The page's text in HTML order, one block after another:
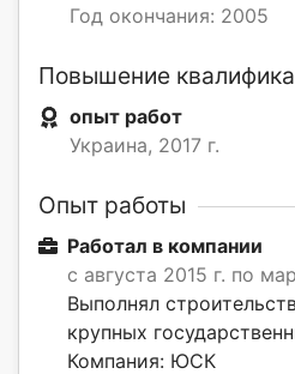
Год окончания: 2005
Повышение
опыт работ
Украина, 2017 г.
Опыт работы
Работал в компании
с августа 2015 г. по
Выполнял
крупных
Компания: ЮСК